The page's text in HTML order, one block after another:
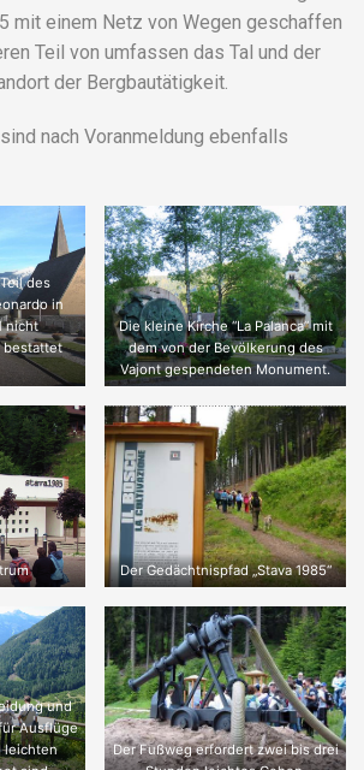
mit einem Netz von Wegen geschaffen
Teil von umfassen das Tal und der
der Bergbautätigkeit.
nach Voranmeldung ebenfalls
des
in
nicht
bestattet
Die kleine Kirche “La Palanca” mit
dem von der Bevölkerung des
Vajont gespendeten Monument.
Der Gedächtnispfad „Stava 1985“
und
Ausflüge
leichten
Der Fußweg erfordert zwei bis drei